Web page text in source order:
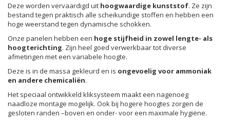
Deze worden vervaardigd uit hoogwaardige kunststof. Ze zijn
bestand tegen praktisch alle scheikundige stoffen en hebben een
hoge weerstand tegen dynamische schokken.
Onze panelen hebben een hoge stijfheid in zowel lengte- als
hoogterichting. Zijn heel goed verwerkbaar tot diverse
afmetingen met een variabele hoogte.
Deze is in de massa gekleurd en is ongevoelig voor ammoniak
en andere chemicaliën.
Het speciaal ontwikkeld kliksysteem maakt een nagenoeg
naadloze montage mogelijk. Ook bij hogere hoogtes zorgen de
gesloten randen –boven en onder- voor een maximale hygiëne.